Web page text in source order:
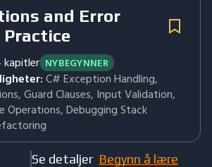
and Error
kapitler NYBEGYNNER
C# Exception Handling,
Guard Clauses, Input Validation,
Operations, Debugging Stack
Se detaljer Begynn å lære